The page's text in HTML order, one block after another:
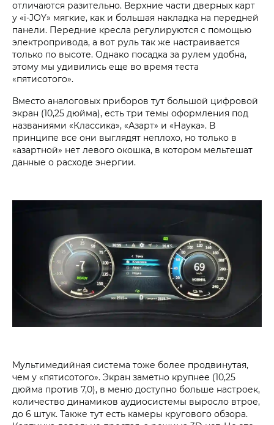
отличаются разительно. Верхние части дверных карт
у «i‑JOY» мягкие, как и большая накладка на передней
панели. Передние кресла регулируются с помощью
электропривода, а вот руль так же настраивается
только по высоте. Однако посадка за рулем удобна,
этому мы удивились еще во время теста
«пятисотого».
Вместо аналоговых приборов тут большой цифровой
экран (10,25 дюйма), есть три темы оформления под
названиями «Классика», «Азарт» и «Наука». В
принципе все они выглядят неплохо, но только в
«азартной» нет левого окошка, в котором мельтешат
данные о расходе энергии.
Мультимедийная система тоже более продвинутая,
чем у «пятисотого». Экран заметно крупнее (10,25
дюйма против 7,0), в меню доступно больше настроек,
количество динамиков аудиосистемы выросло втрое,
до 6 штук. Также тут есть камеры кругового обзора.